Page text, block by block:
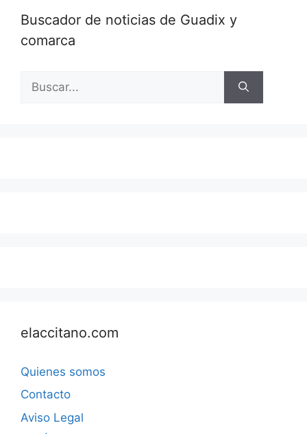
Buscador de noticias de Guadix y
comarca
elaccitano.com
Quienes somos
Contacto
Aviso Legal